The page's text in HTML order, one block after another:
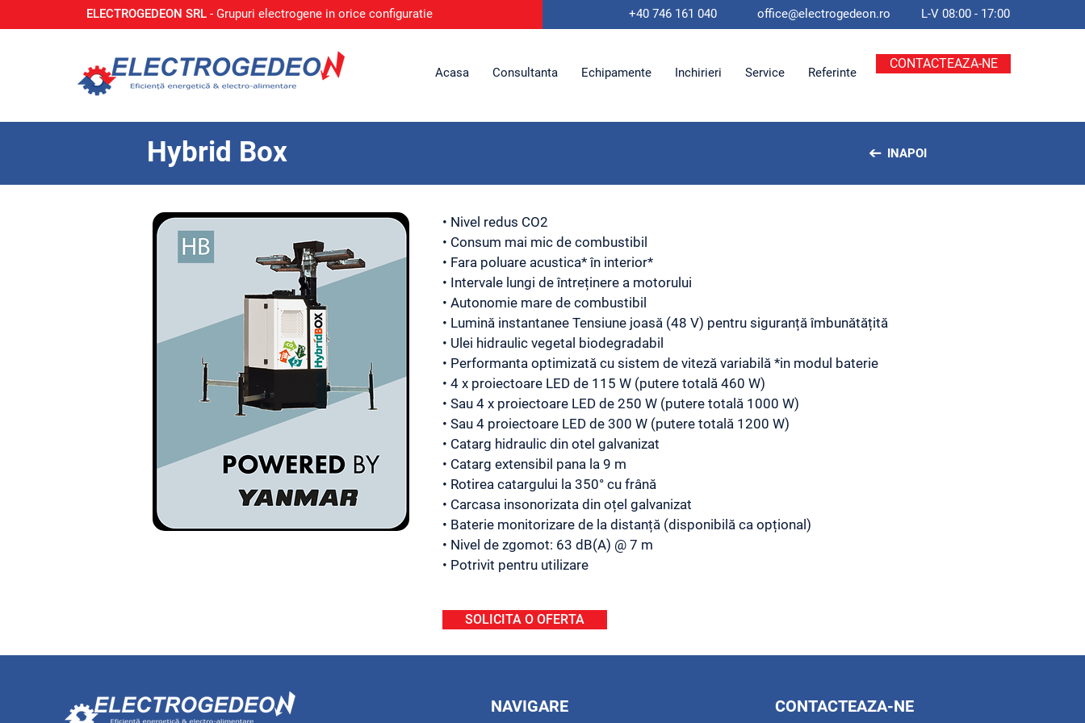
ELECTROGEDEON SRL - Grupuri electrogene in orice configuratie +40 746 161 040 office@electrogedeon.ro L-V 08:00 - 17:00
Acasa Consultanta Echipamente Inchirieri Service Referinte
CONTACTEAZA-NE
Hybrid Box INAPOI
• Nivel redus CO2
• Consum mai mic de combustibil​
• Fara poluare acustica* în interior*
• Intervale lungi de întreținere a motorului
• Autonomie mare de combustibil
• Lumină instantanee Tensiune joasă (48 V) pentru siguranță îmbunătățită
• Ulei hidraulic vegetal biodegradabil
• Performanta optimizată cu sistem de viteză variabilă *in modul baterie
• 4 x proiectoare LED de 115 W (putere totală 460 W)
• Sau 4 x proiectoare LED de 250 W (putere totală 1000 W)
• Sau 4 proiectoare LED de 300 W (putere totală 1200 W)
• Catarg hidraulic din otel galvanizat
• Catarg extensibil pana la 9 m
• Rotirea catargului la 350° cu frână
• Carcasa insonorizata din oțel galvanizat
• Baterie monitorizare de la distanță (disponibilă ca opțional)
• Nivel de zgomot: 63 dB(A) @ 7 m
• Potrivit pentru utilizare
SOLICITA O OFERTA
NAVIGARE CONTACTEAZA-NE